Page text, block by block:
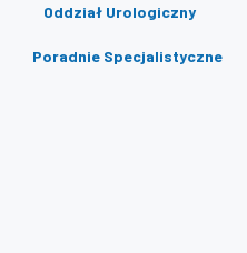
Oddział Urologiczny
Poradnie Specjalistyczne